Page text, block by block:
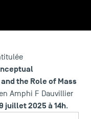
the Role of Mass
Amphi F Dauvillier
juillet 2025 à 14h.